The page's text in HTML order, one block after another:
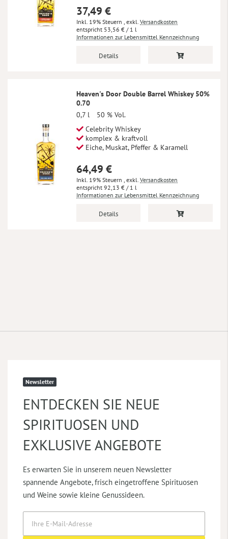
37,49 €
Inkl. 19% Steuern , exkl. Versandkosten
53,56 € / 1 l
Informationen zur Lebensmittel Kennzeichnung
Details
Heaven's Door Double Barrel Whiskey 50%
0.70
0,7 l
50 % Vol.
Celebrity Whiskey
komplex & kraftvoll
Eiche, Muskat, Pfeffer & Karamell
64,49 €
Inkl. 19% Steuern , exkl. Versandkosten
92,13 € / 1 l
Informationen zur Lebensmittel Kennzeichnung
Details
Newsletter
ENTDECKEN SIE NEUE
SPIRITUOSEN UND
EXKLUSIVE ANGEBOTE
Es erwarten Sie in unserem neuen Newsletter
spannende Angebote, frisch eingetroffene Spirituosen
und Weine sowie kleine Genussideen.